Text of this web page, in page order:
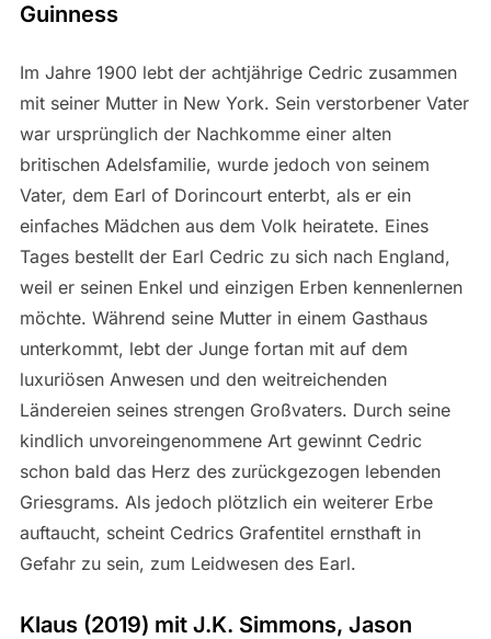
Guinness
Im Jahre 1900 lebt der achtjährige Cedric zusammen
mit seiner Mutter in New York. Sein verstorbener Vater
war ursprünglich der Nachkomme einer alten
britischen Adelsfamilie, wurde jedoch von seinem
Vater, dem Earl of Dorincourt enterbt, als er ein
einfaches Mädchen aus dem Volk heiratete. Eines
Tages bestellt der Earl Cedric zu sich nach England,
weil er seinen Enkel und einzigen Erben kennenlernen
möchte. Während seine Mutter in einem Gasthaus
unterkommt, lebt der Junge fortan mit auf dem
luxuriösen Anwesen und den weitreichenden
Ländereien seines strengen Großvaters. Durch seine
kindlich unvoreingenommene Art gewinnt Cedric
schon bald das Herz des zurückgezogen lebenden
Griesgrams. Als jedoch plötzlich ein weiterer Erbe
auftaucht, scheint Cedrics Grafentitel ernsthaft in
Gefahr zu sein, zum Leidwesen des Earl.
Klaus (2019) mit J.K. Simmons, Jason